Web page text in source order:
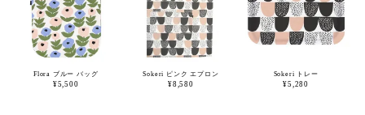
Flora ブルー バッグ
¥5,500
Sokeri ピンク エプロン
¥8,580
Sokeri トレー
¥5,280